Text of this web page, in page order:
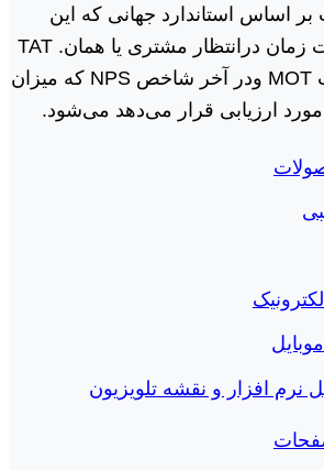
بر اساس استاندارد جهانی که این
استاندارد شامل مدت زمان درانتظار مشتری یا همان. TAT
وکیفیت ارائه خدمات MOT ودر آخر شاخص NPS که میزان
ارزیابی قرار می‌دهد می‌شود.
نرم افزار و نقشه تلویزیون